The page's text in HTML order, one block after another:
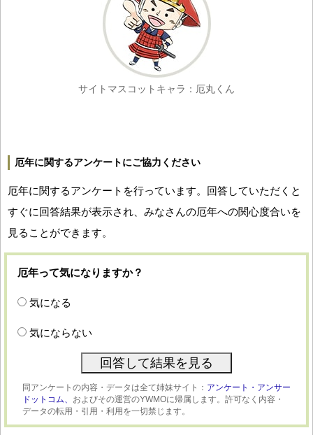
サイトマスコットキャラ：厄丸くん
厄年に関するアンケートにご協力ください
厄年に関するアンケートを行っています。回答していただくと
すぐに回答結果が表示され、みなさんの厄年への関心度合いを
見ることができます。
厄年って気になりますか？
気になる
気にならない
同アンケートの内容・データは全て姉妹サイト： アンケート・アンサー
ドットコム、 およびその運営のYWMOに帰属します。許可なく内容・
データの転用・引用・利用を一切禁じます。